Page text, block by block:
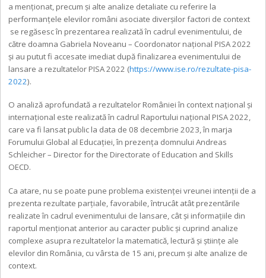
a menționat, precum și alte analize detaliate cu referire la
performanțele elevilor români asociate diverșilor factori de context
se regăsesc în prezentarea realizată în cadrul evenimentului, de
către doamna Gabriela Noveanu – Coordonator național PISA 2022
și au putut fi accesate imediat după finalizarea evenimentului de
lansare a rezultatelor PISA 2022 (https://www.ise.ro/rezultate-pisa-
2022).
O analiză aprofundată a rezultatelor României în context național și
internațional este realizată în cadrul Raportului național PISA 2022,
care va fi lansat public la data de 08 decembrie 2023, în marja
Forumului Global al Educației, în prezența domnului Andreas
Schleicher – Director for the Directorate of Education and Skills
OECD.
Ca atare, nu se poate pune problema existenței vreunei intenții de a
prezenta rezultate parțiale, favorabile, întrucât atât prezentările
realizate în cadrul evenimentului de lansare, cât și informațiile din
raportul menționat anterior au caracter public și cuprind analize
complexe asupra rezultatelor la matematică, lectură și științe ale
elevilor din România, cu vârsta de 15 ani, precum și alte analize de
context.